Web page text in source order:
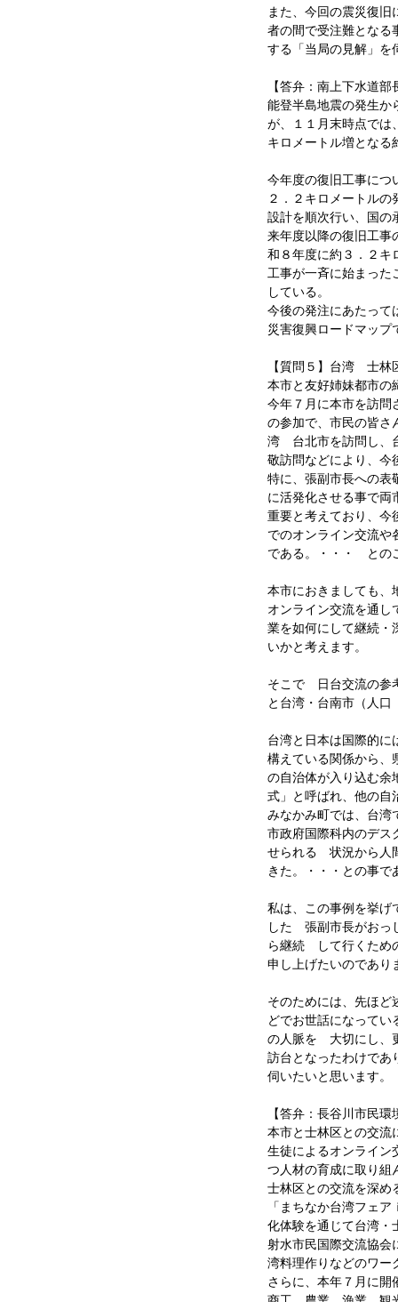
また、今回の震災復旧
者の間で受注難とな
する「当局の見解」を
【答弁：南上下水道部
能登半島地震の発生か
が、１１月末時点では
キロメートル増となる
今年度の復旧工事につ
２．２キロメートル
設計を順次行い、国の
来年度以降の復旧工
和８年度に約３．２キ
工事が一斉に始まった
している。
今後の発注にあたって
災害復興ロードマップ
【質問５】台湾 士
本市と友好姉妹都市
今年７月に本市を訪
の参加で、市民の皆
湾 台北市を訪問し、
敬訪問などにより、今
特に、張副市長への表
に活発化させる事で両
重要と考えており、今
でのオンライン交流や
である。・・・ との
本市におきましても
オンライン交流を通し
業を如何にして継続・
いかと考えます。
そこで 日台交流の参
と台湾・台南市（人
台湾と日本は国際的に
構えている関係から、
の自治体が入り込む
式」と呼ばれ、他の自
みなかみ町では、台湾
市政府国際科内のデス
せられる 状況から人
きた。・・・との事で
私は、この事例を挙げ
した 張副市長がおっ
ら継続 して行くため
申し上げたいのであり
そのためには、先ほど
どでお世話になってい
の人脈を 大切にし、
訪台となったわけであ
伺いたいと思います。
【答弁：長谷川市民環
本市と士林区との交流
生徒によるオンライン
つ人材の育成に取り組
士林区との交流を深め
「まちなか台湾フェ
化体験を通じて台湾・
射水市民国際交流協会
湾料理作りなどのワー
さらに、本年７月に開